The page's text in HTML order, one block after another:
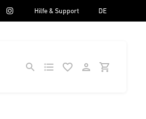
Hilfe & Support DE